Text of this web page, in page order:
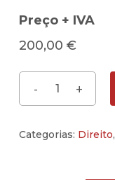
Preço + IVA
200,00 €
Categorias: Direito,